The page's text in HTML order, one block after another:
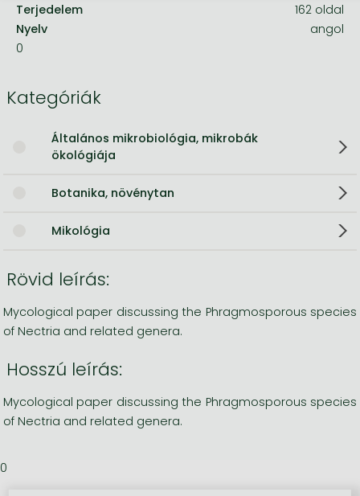
Terjedelem
162 oldal
Nyelv
angol
0
Kategóriák
Általános mikrobiológia, mikrobák
ökológiája
Botanika, növénytan
Mikológia
Rövid leírás:
Mycological paper discussing the Phragmosporous species
of Nectria and related genera.
Hosszú leírás:
Mycological paper discussing the Phragmosporous species
of Nectria and related genera.
0